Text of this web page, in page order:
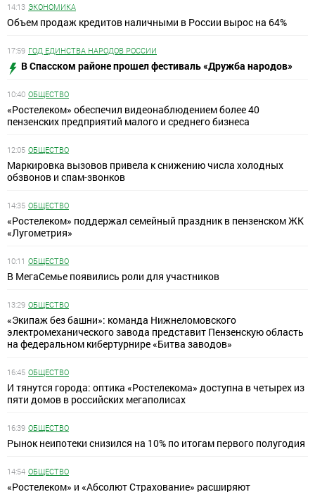
14:13 ЭКОНОМИКА
Объем продаж кредитов наличными в России вырос на 64%
17:59 ГОД ЕДИНСТВА НАРОДОВ РОССИИ
В Спасском районе прошел фестиваль «Дружба народов»
10:40 ОБЩЕСТВО
«Ростелеком» обеспечил видеонаблюдением более 40
пензенских предприятий малого и среднего бизнеса
12:05 ОБЩЕСТВО
Маркировка вызовов привела к снижению числа холодных
обзвонов и спам-звонков
14:35 ОБЩЕСТВО
«Ростелеком» поддержал семейный праздник в пензенском ЖК
«Лугометрия»
10:11 ОБЩЕСТВО
В МегаСемье появились роли для участников
13:29 ОБЩЕСТВО
«Экипаж без башни»: команда Нижнеломовского
электромеханического завода представит Пензенскую область
на федеральном кибертурнире «Битва заводов»
16:45 ОБЩЕСТВО
И тянутся города: оптика «Ростелекома» доступна в четырех из
пяти домов в российских мегаполисах
16:39 ОБЩЕСТВО
Рынок неипотеки снизился на 10% по итогам первого полугодия
14:54 ОБЩЕСТВО
«Ростелеком» и «Абсолют Страхование» расширяют